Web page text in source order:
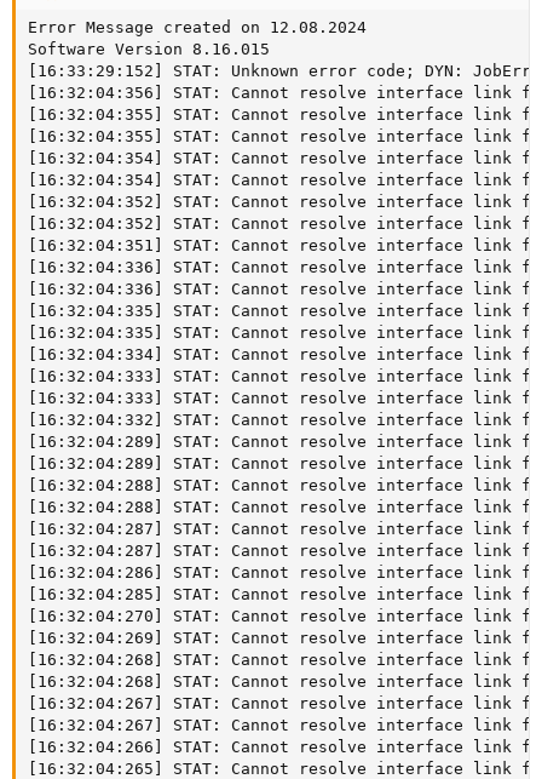
Error Message created on 12.08.2024
Software Version 8.16.015
[16:33:29:152] STAT: Unknown error code; DYN:
[16:32:04:356] STAT: Cannot resolve interface link from
[16:32:04:355] STAT: Cannot resolve interface link from
[16:32:04:355] STAT: Cannot resolve interface link from
[16:32:04:354] STAT: Cannot resolve interface link from
[16:32:04:354] STAT: Cannot resolve interface link from
[16:32:04:352] STAT: Cannot resolve interface link from
[16:32:04:352] STAT: Cannot resolve interface link from
[16:32:04:351] STAT: Cannot resolve interface link from
[16:32:04:336] STAT: Cannot resolve interface link from
[16:32:04:336] STAT: Cannot resolve interface link from
[16:32:04:335] STAT: Cannot resolve interface link from
[16:32:04:335] STAT: Cannot resolve interface link from
[16:32:04:334] STAT: Cannot resolve interface link from
[16:32:04:333] STAT: Cannot resolve interface link from
[16:32:04:333] STAT: Cannot resolve interface link from
[16:32:04:332] STAT: Cannot resolve interface link from
[16:32:04:289] STAT: Cannot resolve interface link from
[16:32:04:289] STAT: Cannot resolve interface link from
[16:32:04:288] STAT: Cannot resolve interface link from
[16:32:04:288] STAT: Cannot resolve interface link from
[16:32:04:287] STAT: Cannot resolve interface link from
[16:32:04:287] STAT: Cannot resolve interface link from
[16:32:04:286] STAT: Cannot resolve interface link from
[16:32:04:285] STAT: Cannot resolve interface link from
[16:32:04:270] STAT: Cannot resolve interface link from
[16:32:04:269] STAT: Cannot resolve interface link from
[16:32:04:268] STAT: Cannot resolve interface link from
[16:32:04:268] STAT: Cannot resolve interface link from
[16:32:04:267] STAT: Cannot resolve interface link from
[16:32:04:267] STAT: Cannot resolve interface link from
[16:32:04:266] STAT: Cannot resolve interface link from
[16:32:04:265] STAT: Cannot resolve interface link from